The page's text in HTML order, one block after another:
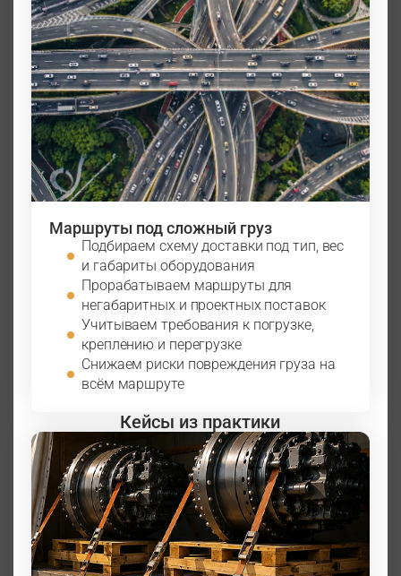
Маршруты под сложный груз
Подбираем схему доставки под тип, вес
и габариты оборудования
Прорабатываем маршруты для
негабаритных и проектных поставок
Учитываем требования к погрузке,
креплению и перегрузке
Снижаем риски повреждения груза на
всём маршруте
Кейсы из практики